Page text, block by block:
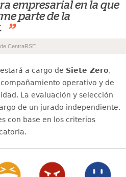
empresarial en la que
parte de la
”
CentraRSE.
a cargo de Siete Zero,
operativo y de
La evaluación y selección
de un jurado independiente,
con base en los criterios